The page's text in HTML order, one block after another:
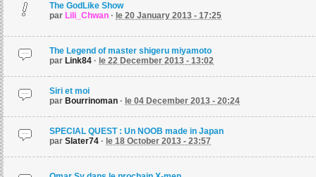
The GodLike Show
par Lili_Chwan · le 20 January 2013 - 17:25
The Legend of master shigeru miyamoto
par Link84 · le 22 December 2013 - 13:02
Siri et moi
par Bourrinoman · le 04 December 2013 - 20:24
SPECIAL QUEST : Un NOOB made in Japan
par Slater74 · le 18 October 2013 - 23:57